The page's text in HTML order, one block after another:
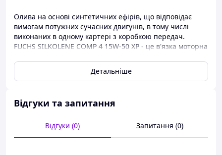
Олива на основі синтетичних ефірів, що відповідає
вимогам потужних сучасних двигунів, в тому числі
виконаних в одному картері з коробкою передач.
FUCHS SILKOLENE COMP 4 15W-50 XP - це в'язка моторна
двигуна при підвищених температурах навколишнього
середовища. Вона також забезпечує хороший захист
ефіри борються з тертям і зносом на всіх критично
так і під час холодного старту.
Застосування:
Детальніше
Відгуки та запитання
Відгуки (0) Запитання (0)